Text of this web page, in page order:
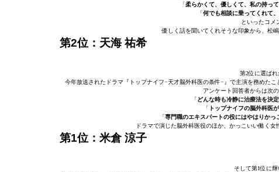
「柔らかくて、優しくて、私の持っ
「何でも相談に乗ってくれて
といったコメ
優しく話を聞いてくれそうな印象から、松
第2位：天海 祐希
第2位に選ばれ
今年放送されたドラマ『トップナイフ−天才脳外科医の条件−』で主演を務めた
アンケート回答者からは次
「どんな時も冷静に治療法を決
「 トップナイフの脳外科医
「専門職のエキスパートの役にはやはりか
ドラマで演じた脳外科医役のほか、かっこいい働く
第1位：米倉 涼子
そして第1位に輝